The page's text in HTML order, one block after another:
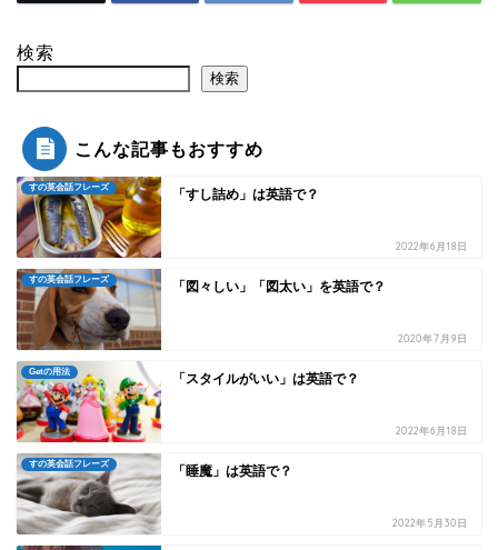
検索
検索
こんな記事もおすすめ
すの英会話フレーズ 「すし詰め」は英語で？
2022年6月18日
すの英会話フレーズ 「図々しい」「図太い」を英語で？
2020年7月9日
Getの用法 「スタイルがいい」は英語で？
2022年6月18日
すの英会話フレーズ 「睡魔」は英語で？
2022年5月30日